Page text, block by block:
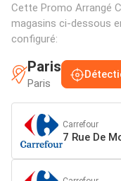
Cette Promo Arrangé
magasins ci-dessous
configuré:
Paris
Paris
Carrefour
7 Rue De